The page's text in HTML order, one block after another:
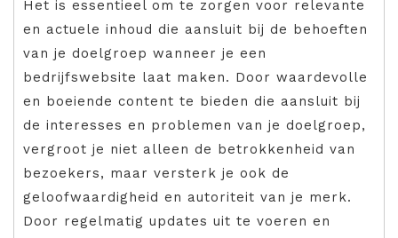
Het is essentieel om te zorgen voor relevante
en actuele inhoud die aansluit bij de behoeften
van je doelgroep wanneer je een
bedrijfswebsite laat maken. Door waardevolle
en boeiende content te bieden die aansluit bij
de interesses en problemen van je doelgroep,
vergroot je niet alleen de betrokkenheid van
bezoekers, maar versterk je ook de
geloofwaardigheid en autoriteit van je merk.
Door regelmatig updates uit te voeren en